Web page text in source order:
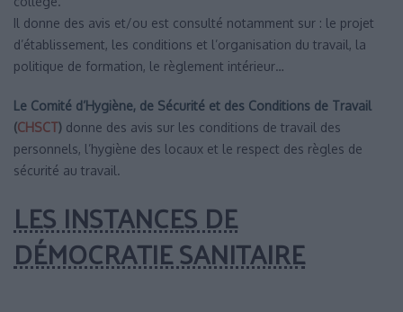
Il donne des avis et/ou est consulté notamment sur : le projet
d’établissement, les conditions et l’organisation du travail, la
politique de formation, le règlement intérieur…
Le Comité d’Hygiène, de Sécurité et des Conditions de Travail
(CHSCT) donne des avis sur les conditions de travail des
personnels, l’hygiène des locaux et le respect des règles de
sécurité au travail.
LES INSTANCES DE
DÉMOCRATIE SANITAIRE